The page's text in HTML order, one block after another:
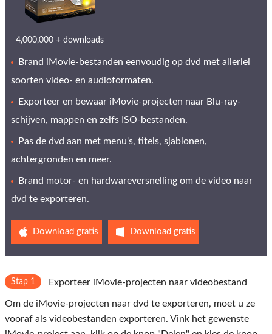
4,000,000 + downloads
Brand iMovie-bestanden eenvoudig op dvd met allerlei
soorten video- en audioformaten.
Exporteer en bewaar iMovie-projecten naar Blu-ray-
schijven, mappen en zelfs ISO-bestanden.
Pas de dvd aan met menu's, titels, sjablonen,
achtergronden en meer.
Brand motor- en hardwareversnelling om de video naar
dvd te exporteren.
Download gratis Download gratis
Stap 1 Exporteer iMovie-projecten naar videobestand
Om de iMovie-projecten naar dvd te exporteren, moet u ze
vooraf als videobestanden exporteren. Vink het gewenste